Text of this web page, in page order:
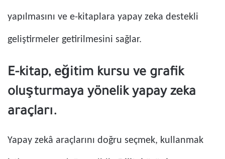
yapılmasını ve e-kitaplara yapay zeka destekli
geliştirmeler getirilmesini sağlar.
E-kitap, eğitim kursu ve grafik
oluşturmaya yönelik yapay zeka
araçları.
Yapay zekâ araçlarını doğru seçmek, kullanmak